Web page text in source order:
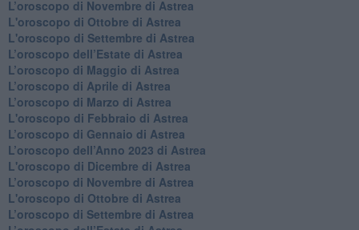
​L’oroscopo di Novembre di Astrea
L'oroscopo di Ottobre di Astrea
L'oroscopo di Settembre di Astrea
L’oroscopo dell’Estate di Astrea
​L’oroscopo di Maggio di Astrea
​L’oroscopo di Aprile di Astrea
L’oroscopo di Marzo di Astrea
L'oroscopo di Febbraio di Astrea
​L’oroscopo di Gennaio di Astrea
​L’oroscopo dell’Anno 2023 di Astrea
L'oroscopo di Dicembre di Astrea
L’oroscopo di Novembre di Astrea
L'oroscopo di Ottobre di Astrea
​L’oroscopo di Settembre di Astrea